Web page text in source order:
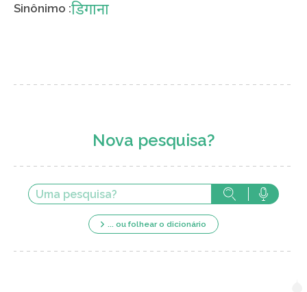
Sinônimo :डिगाना
Nova pesquisa?
... ou folhear o dicionário